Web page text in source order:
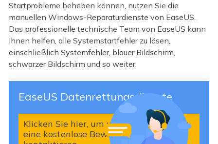
Startprobleme beheben können, nutzen Sie die
manuellen Windows-Reparaturdienste von EaseUS.
Das professionelle technische Team von EaseUS kann
Ihnen helfen, alle Systemstartfehler zu lösen,
einschließlich Systemfehler, blauer Bildschirm,
schwarzer Bildschirm und so weiter.
EaseUS Datenrettungsdienste
Klicken Sie hier, um unsere Experten für
eine kostenlose Bewertung zu